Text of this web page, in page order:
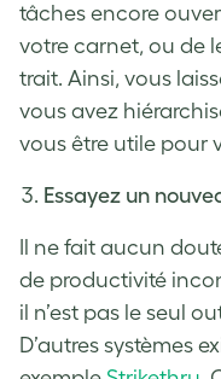
tâches encore
votre carnet, ou de
trait. Ainsi, vous
vous avez
vous être utile pour
Essayez un
Il ne fait aucun
de productivité
il n’est pas le seul
D’autres systèmes